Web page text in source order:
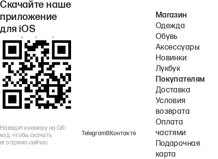
Скачайте наше
приложение
для iOS
или Android.
Наведите камеру на QR-
код, чтобы скачать
его прямо сейчас
TelegramВКонтакте
Магазин
Одежда
Обувь
Аксессуары
Новинки
Лукбук
Покупателям
Доставка
Условия
возврата
Оплата
частями
Подарочная
карта